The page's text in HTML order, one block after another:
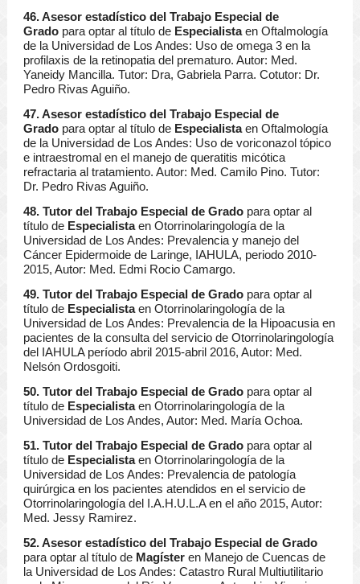
46. Asesor estadístico del Trabajo Especial de
Gradopara optar al título de Especialistaen Oftalmología
de la Universidad de Los Andes: Uso de omega 3 en la
profilaxis de la retinopatia del prematuro. Autor: Med.
Yaneidy Mancilla. Tutor: Dra, Gabriela Parra. Cotutor: Dr.
Pedro Rivas Aguiño.
47. Asesor estadístico del Trabajo Especial de
Gradopara optar al título de Especialistaen Oftalmología
de la Universidad de Los Andes: Uso de voriconazol tópico
e intraestromal en el manejo de queratitis micótica
refractaria al tratamiento. Autor: Med. Camilo Pino. Tutor:
Dr. Pedro Rivas Aguiño.
48. Tutor del Trabajo Especial de Gradopara optar al
título de Especialistaen Otorrinolaringología de la
Universidad de Los Andes: Prevalencia y manejo del
Cáncer Epidermoide de Laringe, IAHULA, periodo 2010-
2015, Autor: Med. Edmi Rocio Camargo.
49. Tutor del Trabajo Especial de Gradopara optar al
título de Especialistaen Otorrinolaringología de la
Universidad de Los Andes: Prevalencia de la Hipoacusia en
pacientes de la consulta del servicio de Otorrinolaringología
del IAHULA período abril 2015-abril 2016, Autor: Med.
Nelsón Ordosgoiti.
50. Tutor del Trabajo Especial de Gradopara optar al
título de Especialistaen Otorrinolaringología de la
Universidad de Los Andes, Autor: Med. María Ochoa.
51. Tutor del Trabajo Especial de Gradopara optar al
título de Especialistaen Otorrinolaringología de la
Universidad de Los Andes: Prevalencia de patología
quirúrgica en los pacientes atendidos en el servicio de
Otorrinolaringología del I.A.H.U.L.A en el año 2015, Autor:
Med. Jessy Ramirez.
52. Asesor estadístico del Trabajo Especial de Grado
para optar al título de Magísteren Manejo de Cuencas de
la Universidad de Los Andes: Catastro Rural Multiutilitario